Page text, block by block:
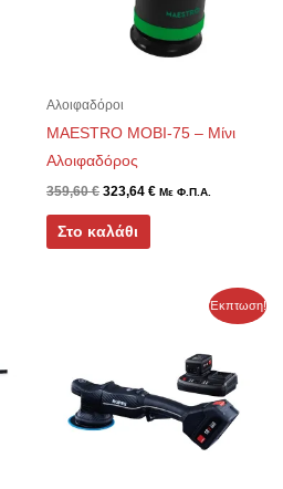
Αλοιφαδόροι
MAESTRO MOBI-75 – Μίνι
Αλοιφαδόρος
359,60€ 323,64 € Με Φ.Π.Α.
Στο καλάθι
Έκπτωση!
τρέχουσα
είναι:
797,00 €.